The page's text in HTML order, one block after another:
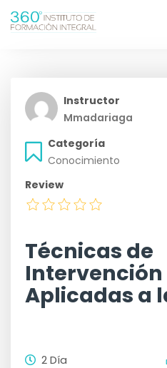
Skip
to
Instructor
Mmadariaga
Categoría
Conocimiento
Review
Técnicas de
Aplicadas a
2 Día